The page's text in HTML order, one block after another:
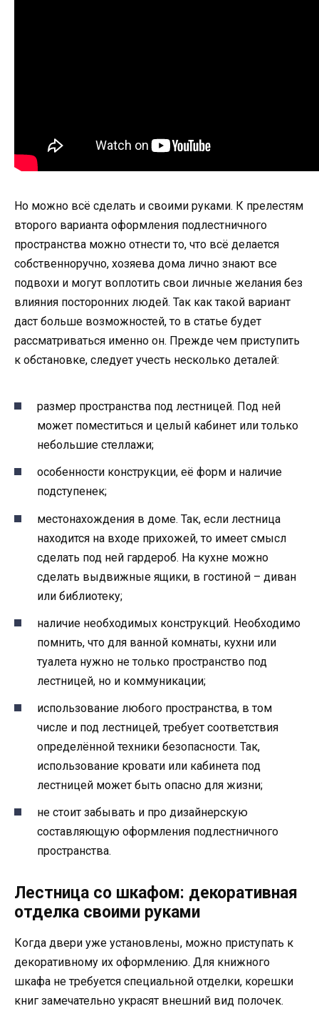
Но можно всё сделать и своими руками. К прелестям
второго варианта оформления подлестничного
пространства можно отнести то, что всё делается
собственноручно, хозяева дома лично знают все
подвохи и могут воплотить свои личные желания без
влияния посторонних людей. Так как такой вариант
даст больше возможностей, то в статье будет
рассматриваться именно он. Прежде чем приступить
к обстановке, следует учесть несколько деталей:
размер пространства под лестницей. Под ней
может поместиться и целый кабинет или только
небольшие стеллажи;
особенности конструкции, её форм и наличие
подступенек;
местонахождения в доме. Так, если лестница
находится на входе прихожей, то имеет смысл
сделать под ней гардероб. На кухне можно
сделать выдвижные ящики, в гостиной – диван
или библиотеку;
наличие необходимых конструкций. Необходимо
помнить, что для ванной комнаты, кухни или
туалета нужно не только пространство под
лестницей, но и коммуникации;
использование любого пространства, в том
числе и под лестницей, требует соответствия
определённой техники безопасности. Так,
использование кровати или кабинета под
лестницей может быть опасно для жизни;
не стоит забывать и про дизайнерскую
составляющую оформления подлестничного
пространства.
Лестница со шкафом: декоративная
отделка своими руками
Когда двери уже установлены, можно приступать к
декоративному их оформлению. Для книжного
шкафа не требуется специальной отделки, корешки
книг замечательно украсят внешний вид полочек.